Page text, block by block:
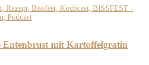
Entenbrust mit Kartoffelgratin